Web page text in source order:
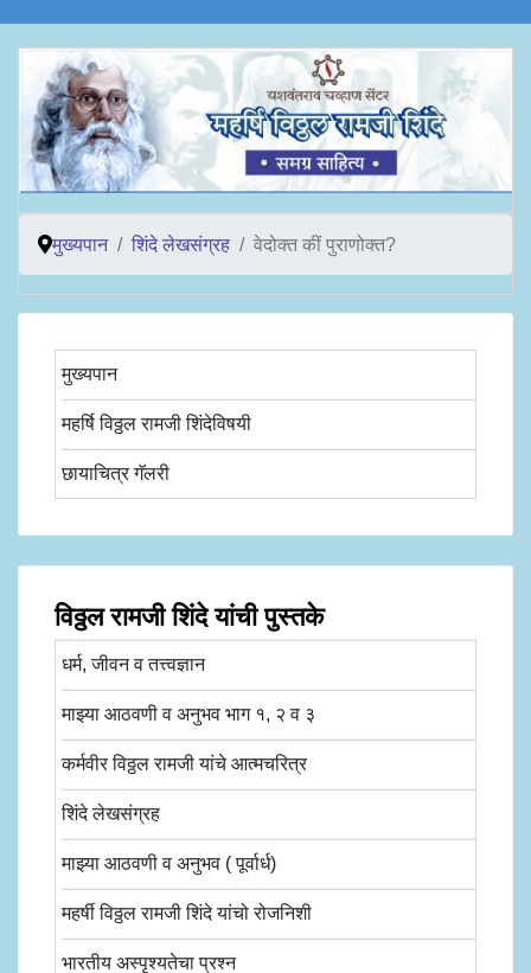
मुख्यपान शिंदे लेखसंग्रह वेदोक्त कीं पुराणोक्त?
मुख्यपान
महर्षि विठ्ठल रामजी शिंदेविषयी
छायाचित्र गॅलरी
विठ्ठल रामजी शिंदे यांची पुस्तके
धर्म, जीवन व तत्त्वज्ञान
माझ्या आठवणी व अनुभव भाग १, २ व ३
कर्मवीर विठ्ठल रामजी यांचे आत्मचरित्र
शिंदे लेखसंग्रह
माझ्या आठवणी व अनुभव ( पूर्वार्ध)
महर्षी विठ्ठल रामजी शिंदे यांचो रोजनिशी
भारतीय अस्पृश्यतेचा प्रश्न